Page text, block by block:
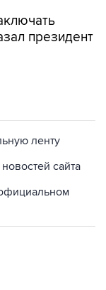
президент
ленту
сайта